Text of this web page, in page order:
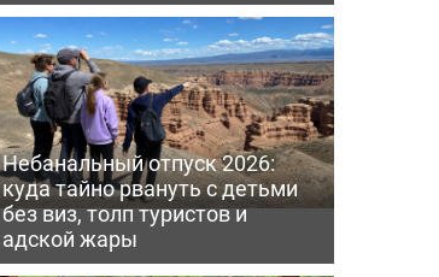
Небанальный отпуск 2026:
куда тайно рвануть с детьми
без виз, толп туристов и
адской жары